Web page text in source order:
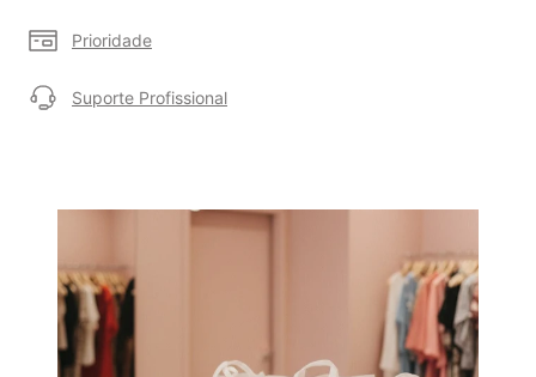
Prioridade
Suporte Profissional